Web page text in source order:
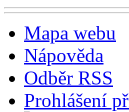
Mapa webu
Nápověda
Odběr RSS
Prohlášení